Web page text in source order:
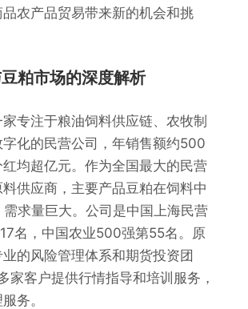
农产品贸易带来新的机会和挑
粕市场的深度解析
专注于粮油饲料供应链、农牧制
化的民营公司，年销售额约500
均超亿元。作为全国最大的民营
供应商，主要产品豆粕在饲料中
求量巨大。公司是中国上海民营
名，中国农业500强第55名。原
的风险管理体系和期货投资团
家客户提供行情指导和培训服务，
务。